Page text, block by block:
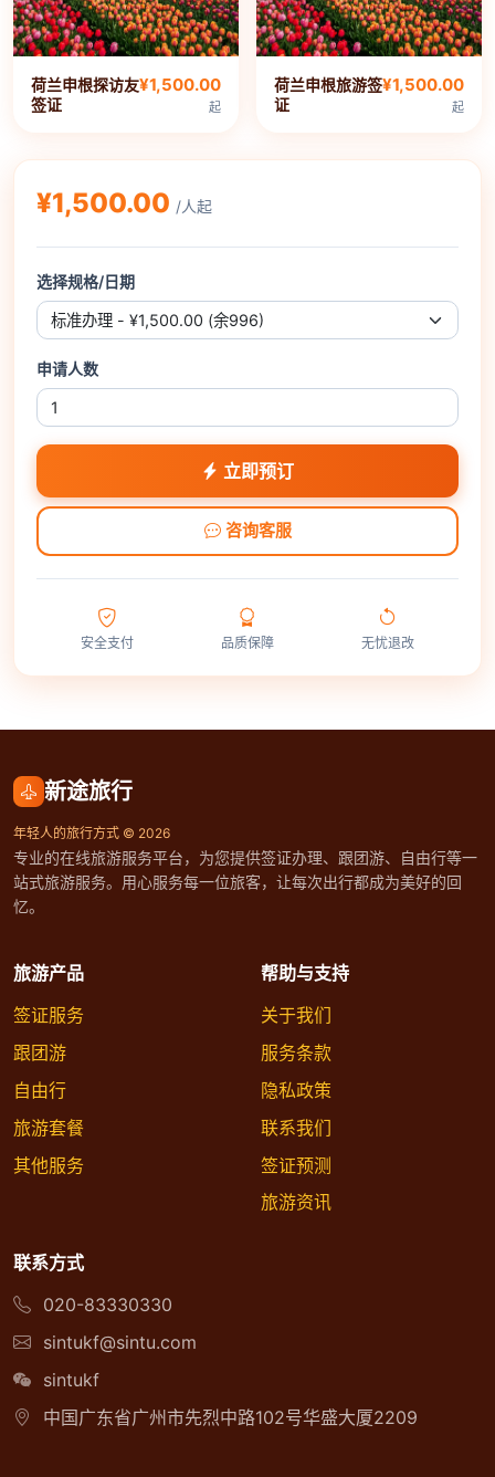
荷兰申根探访友
签证
¥1,500.00
起
荷兰申根旅游签
证
¥1,500.00
起
¥1,500.00 /人起
选择规格/日期
申请人数
立即预订
咨询客服
安全支付 品质保障 无忧退改
新途旅行
年轻人的旅行方式 © 2026
专业的在线旅游服务平台，为您提供签证办理、跟团游、自由行等一
站式旅游服务。用心服务每一位旅客，让每次出行都成为美好的回
忆。
旅游产品
签证服务
跟团游
自由行
旅游套餐
其他服务
帮助与支持
关于我们
服务条款
隐私政策
联系我们
签证预测
旅游资讯
联系方式
020-83330330
sintukf@sintu.com
sintukf
中国广东省广州市先烈中路102号华盛大厦2209